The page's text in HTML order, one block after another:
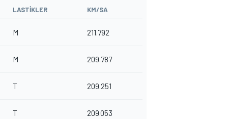
LASTIKLER KM/SA
M 211.792
M 209.787
T 209.251
T 209.053